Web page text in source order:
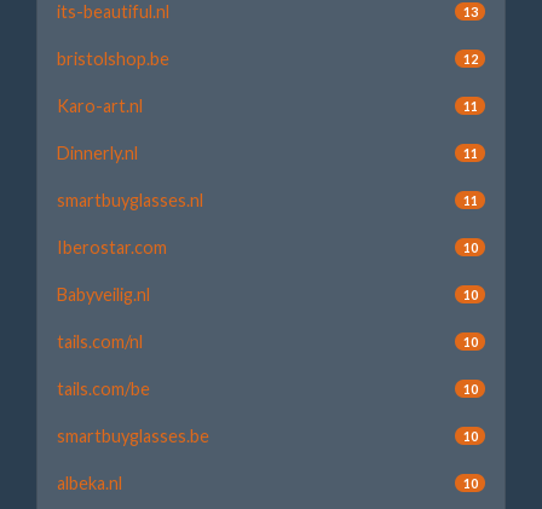
its-beautiful.nl 13
bristolshop.be 12
Karo-art.nl 11
Dinnerly.nl 11
smartbuyglasses.nl 11
Iberostar.com 10
Babyveilig.nl 10
tails.com/nl 10
tails.com/be 10
smartbuyglasses.be 10
albeka.nl 10